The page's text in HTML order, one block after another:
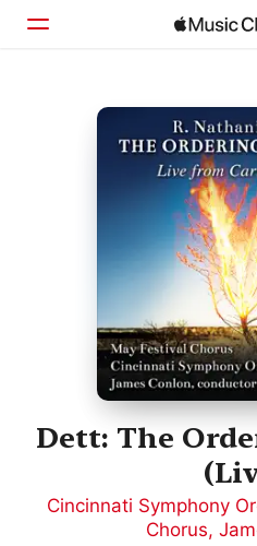
Accueil
Parcourir
Dett: The
Cincinnati Symphony
Chorus,